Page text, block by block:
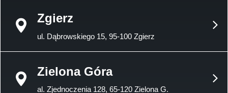
Zgierz
ul. Dąbrowskiego 15, 95-100 Zgierz
Zielona Góra
al. Zjednoczenia 128, 65-120 Zielona G.